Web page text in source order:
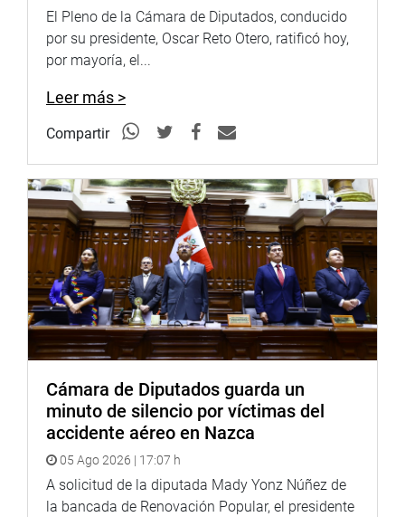
unidades móviles que habían sido abandonados; mil 498
capturados.
En el acto, tomaron parte 75 ex policías, miembros de la
asociación, que fueron homenajeados. Un ambiente
cálido y emotivo se vivió durante la ceremonia.
En nombre de ellos Raúl Vigo Saavedra, presidente de la
asociación; y el general de la PNP, Dennis Alberto Pinto
Gutiérrez, agradecieron el acto en su honor y coincidieron
en señalar que, si tuvieran que elegir el destino de sus
vidas, elegirían nuevamente ser policías siempre.
OFICINA DE COMUNICACIONES E IMAGEN
INSTITUCIONAL
El Pleno de la Cámara de Diputados, conducido
por su presidente, Oscar Reto Otero, ratificó hoy,
por mayoría, el...
Leer más >
Compartir
Cámara de Diputados guarda un
minuto de silencio por víctimas del
accidente aéreo en Nazca
05 Ago 2026 | 17:07 h
A solicitud de la diputada Mady Yonz Núñez de
la bancada de Renovación Popular, el presidente